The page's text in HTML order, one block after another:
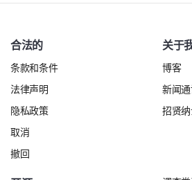
合法的
条款和条件
法律声明
隐私政策
取消
撤回
关于
博客
新闻
招贤